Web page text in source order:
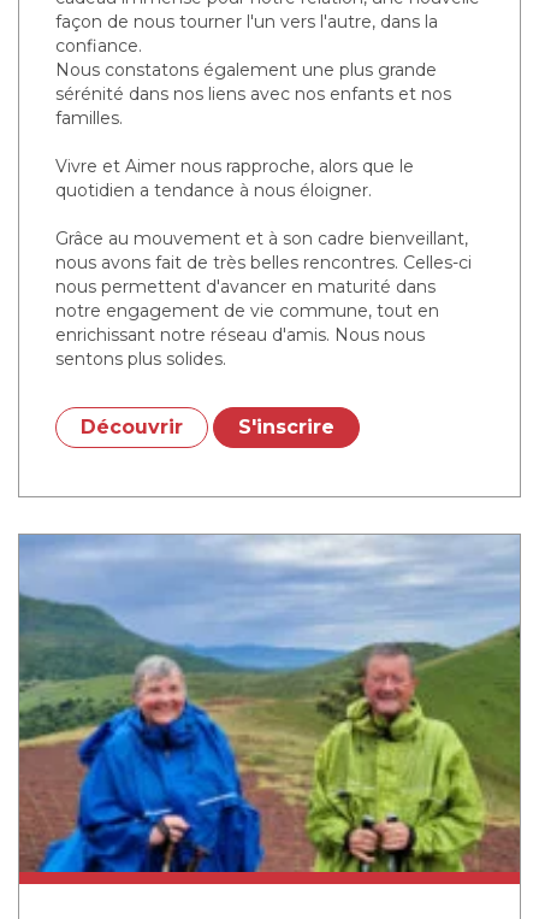
façon de nous tourner l'un vers l'autre, dans la
confiance.
Nous constatons également une plus grande
sérénité dans nos liens avec nos enfants et nos
familles.
Vivre et Aimer nous rapproche, alors que le
quotidien a tendance à nous éloigner.
Grâce au mouvement et à son cadre bienveillant,
nous avons fait de très belles rencontres. Celles-ci
nous permettent d'avancer en maturité dans
notre engagement de vie commune, tout en
enrichissant notre réseau d'amis. Nous nous
sentons plus solides.
Découvrir S'inscrire